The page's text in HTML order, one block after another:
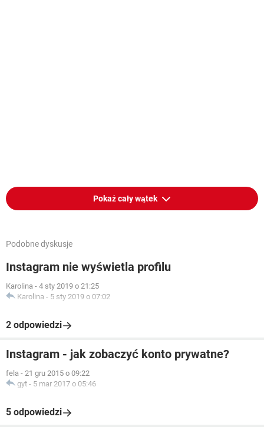
Pokaż cały wątek
Podobne dyskusje
Instagram nie wyświetla profilu
Karolina - 4 sty 2019 o 21:25
Karolina - 5 sty 2019 o 07:02
2 odpowiedzi
Instagram - jak zobaczyć konto prywatne?
fela - 21 gru 2015 o 09:22
gyt - 5 mar 2017 o 05:46
5 odpowiedzi